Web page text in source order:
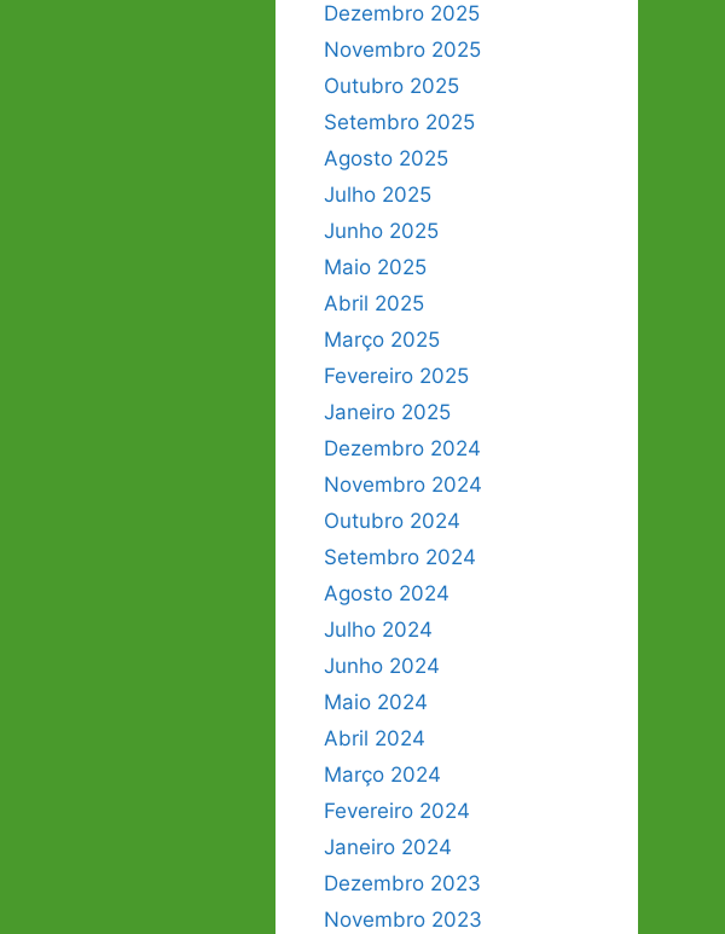
Dezembro 2025
Novembro 2025
Outubro 2025
Setembro 2025
Agosto 2025
Julho 2025
Junho 2025
Maio 2025
Abril 2025
Março 2025
Fevereiro 2025
Janeiro 2025
Dezembro 2024
Novembro 2024
Outubro 2024
Setembro 2024
Agosto 2024
Julho 2024
Junho 2024
Maio 2024
Abril 2024
Março 2024
Fevereiro 2024
Janeiro 2024
Dezembro 2023
Novembro 2023